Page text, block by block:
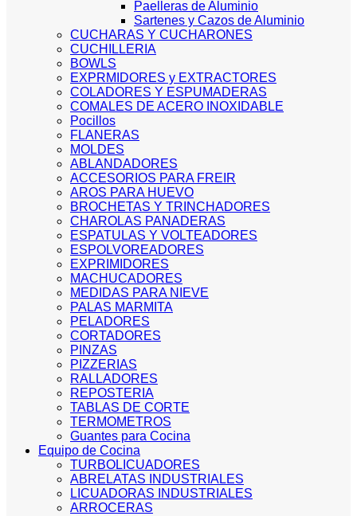
Paelleras de Aluminio
Sartenes y Cazos de Aluminio
CUCHARAS Y CUCHARONES
CUCHILLERIA
BOWLS
EXPRMIDORES y EXTRACTORES
COLADORES Y ESPUMADERAS
COMALES DE ACERO INOXIDABLE
Pocillos
FLANERAS
MOLDES
ABLANDADORES
ACCESORIOS PARA FREIR
AROS PARA HUEVO
BROCHETAS Y TRINCHADORES
CHAROLAS PANADERAS
ESPATULAS Y VOLTEADORES
ESPOLVOREADORES
EXPRIMIDORES
MACHUCADORES
MEDIDAS PARA NIEVE
PALAS MARMITA
PELADORES
CORTADORES
PINZAS
PIZZERIAS
RALLADORES
REPOSTERIA
TABLAS DE CORTE
TERMOMETROS
Guantes para Cocina
Equipo de Cocina
TURBOLICUADORES
ABRELATAS INDUSTRIALES
LICUADORAS INDUSTRIALES
ARROCERAS